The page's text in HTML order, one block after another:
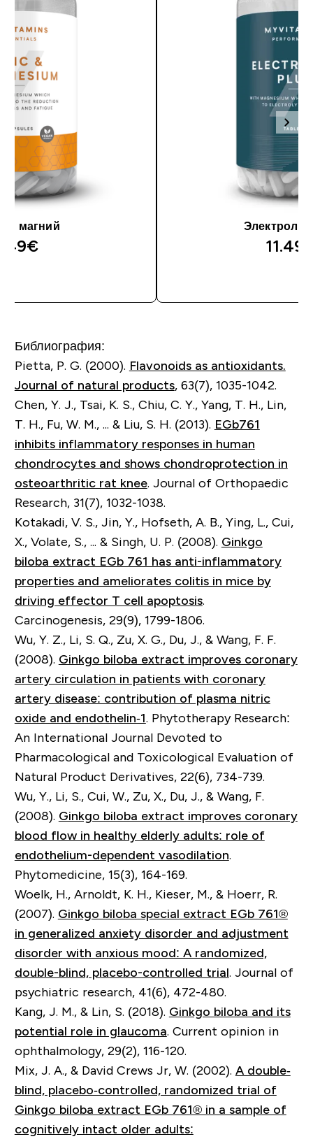
и магний
Библиография:
Pietta, P. G. (2000). Flavonoids as antioxidants.
Journal of natural products, 63(7), 1035-1042.
Chen, Y. J., Tsai, K. S., Chiu, C. Y., Yang, T. H., Lin,
T. H., Fu, W. M., ... & Liu, S. H. (2013). EGb761
inhibits inflammatory responses in human
chondrocytes and shows chondroprotection in
osteoarthritic rat knee. Journal of Orthopaedic
Research, 31(7), 1032-1038.
Kotakadi, V. S., Jin, Y., Hofseth, A. B., Ying, L., Cui,
X., Volate, S., ... & Singh, U. P. (2008). Ginkgo
biloba extract EGb 761 has anti-inflammatory
properties and ameliorates colitis in mice by
driving effector T cell apoptosis.
Carcinogenesis, 29(9), 1799-1806.
Wu, Y. Z., Li, S. Q., Zu, X. G., Du, J., & Wang, F. F.
(2008). Ginkgo biloba extract improves coronary
artery circulation in patients with coronary
artery disease: contribution of plasma nitric
oxide and endothelin‐1. Phytotherapy Research:
An International Journal Devoted to
Pharmacological and Toxicological Evaluation of
Natural Product Derivatives, 22(6), 734-739.
Wu, Y., Li, S., Cui, W., Zu, X., Du, J., & Wang, F.
(2008). Ginkgo biloba extract improves coronary
blood flow in healthy elderly adults: role of
endothelium-dependent vasodilation.
Phytomedicine, 15(3), 164-169.
Woelk, H., Arnoldt, K. H., Kieser, M., & Hoerr, R.
(2007). Ginkgo biloba special extract EGb 761®
in generalized anxiety disorder and adjustment
disorder with anxious mood: A randomized,
double-blind, placebo-controlled trial. Journal of
psychiatric research, 41(6), 472-480.
Kang, J. M., & Lin, S. (2018). Ginkgo biloba and its
potential role in glaucoma. Current opinion in
ophthalmology, 29(2), 116-120.
Mix, J. A., & David Crews Jr, W. (2002). A double‐
blind, placebo‐controlled, randomized trial of
Ginkgo biloba extract EGb 761® in a sample of
cognitively intact older adults: